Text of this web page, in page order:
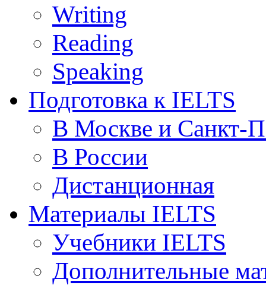
Writing
Reading
Speaking
Подготовка к IELTS
В Москве и Санкт-
В России
Дистанционная
Материалы IELTS
Учебники IELTS
Дополнительные